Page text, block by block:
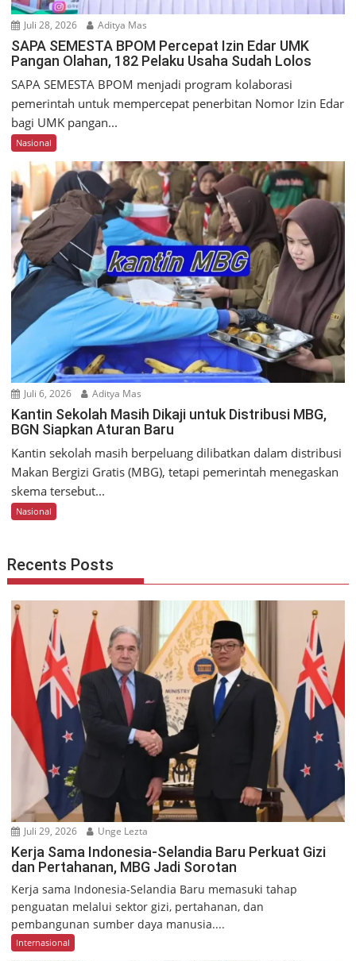
Juli 28, 2026 Aditya Mas
SAPA SEMESTA BPOM Percepat Izin Edar UMK
Pangan Olahan, 182 Pelaku Usaha Sudah Lolos
SAPA SEMESTA BPOM menjadi program kolaborasi
pemerintah untuk mempercepat penerbitan Nomor Izin Edar
bagi UMK pangan...
Nasional
Juli 6, 2026 Aditya Mas
Kantin Sekolah Masih Dikaji untuk Distribusi MBG,
BGN Siapkan Aturan Baru
Kantin sekolah masih berpeluang dilibatkan dalam distribusi
Makan Bergizi Gratis (MBG), tetapi pemerintah menegaskan
skema tersebut...
Nasional
Recents Posts
Juli 29, 2026 Unge Lezta
Kerja Sama Indonesia-Selandia Baru Perkuat Gizi
dan Pertahanan, MBG Jadi Sorotan
Kerja sama Indonesia-Selandia Baru memasuki tahap
penguatan melalui sektor gizi, pertahanan, dan
pembangunan sumber daya manusia....
Internasional